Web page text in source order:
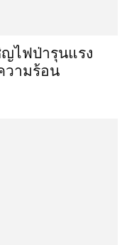
ญไฟป่ารุนแรง
วามร้อน